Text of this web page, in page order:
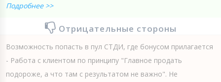
Подробнее >>
Отрицательные стороны
Возможность попасть в пул СТДИ, где бонусом прилагается
- Работа с клиентом по принципу "Главное продать
подороже, а что там с результатом не важно". Не